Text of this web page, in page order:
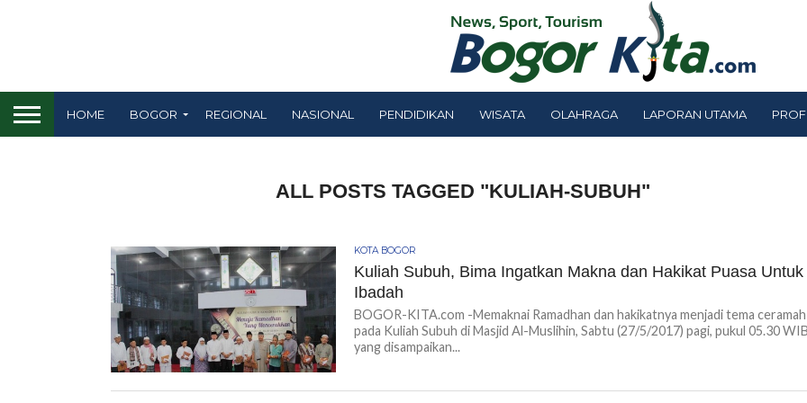
HOME BOGOR REGIONAL NASIONAL PENDIDIKAN WISATA OLAHRAGA LAPORAN UTAMA
ALL POSTS TAGGED "KULIAH-SUBUH"
KOTA BOGOR
Kuliah Subuh, Bima Ingatkan Makna dan Hakikat Puasa Untuk
Ibadah
BOGOR-KITA.com -Memaknai Ramadhan dan hakikatnya menjadi tema ceramah
pada Kuliah Subuh di Masjid Al-Muslihin, Sabtu (27/5/2017) pagi, pukul 05.30
yang disampaikan...